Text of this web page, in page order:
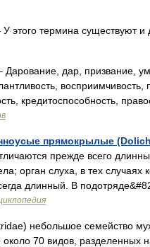
этого термина существуют и
дар, призвание,
кредитоспособность,
прямокрылые
прежде всего
орган слуха, в тех
длинный. В
небольшое семейство
около 70 видов, разделенных